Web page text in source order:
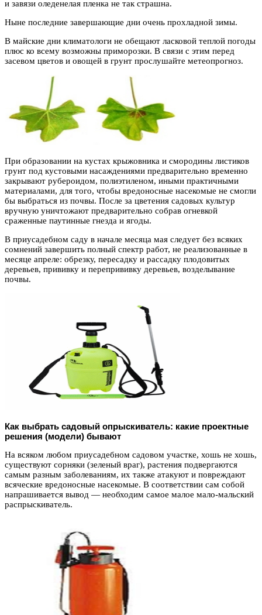
и завязи оледенелая пленка не так страшна.
Ныне последние завершающие дни очень прохладной зимы.
В майские дни климатологи не обещают ласковой теплой погоды
плюс ко всему возможны приморозки. В связи с этим перед
засевом цветов и овощей в грунт прослушайте метеопрогноз.
При образовании на кустах крыжовника и смородины листиков
грунт под кустовыми насаждениями предварительно временно
закрывают рубероидом, полиэтиленом, иными практичными
материалами, для того, чтобы вредоносные насекомые не смогли
бы выбраться из почвы. После за цветения садовых культур
вручную уничтожают предварительно собрав огневкой
сраженные паутинные гнезда и ягоды.
В приусадебном саду в начале месяца мая следует без всяких
сомнений завершить полный спектр работ, не реализованные в
месяце апреле: обрезку, пересадку и рассадку плодовитых
деревьев, прививку и перепрививку деревьев, возделывание
почвы.
Как выбрать садовый опрыскиватель: какие проектные
решения (модели) бывают
На всяком любом приусадебном садовом участке, хошь не хошь,
существуют сорняки (зеленый враг), растения подвергаются
самым разным заболеваниям, их также атакуют и повреждают
всяческие вредоносные насекомые. В соответствии сам собой
напрашивается вывод — необходим самое малое мало-мальский
распрыскиватель.